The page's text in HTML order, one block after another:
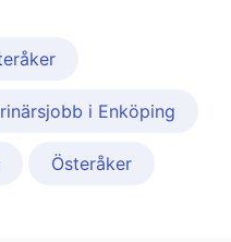
i Enköping
Österåker